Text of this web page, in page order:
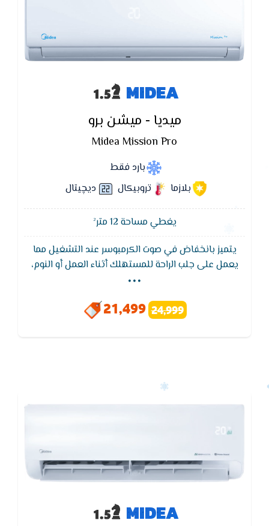
MIDEA
ميديا - ميشن برو
Midea Mission Pro
بارد فقط
بلازما
تروبيكال ديچيتال
يغطي مساحة 12 متر²
يتميز بانخفاض في صوت الكرمبوسر عند التشغيل مما
يعمل على جلب الراحة للمستهلك أثناء العمل أو النوم،
وعند غلق الجهاز لا تشعر بوجود ضوضاء كما في بقي
التشغيل,يتميز تكييف ميديا - MIDEA بوظيفة إعادة
...
21,499 24,999
MIDEA